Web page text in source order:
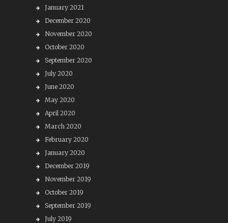
January 2021
December 2020
November 2020
October 2020
September 2020
July 2020
June 2020
May 2020
April 2020
March 2020
February 2020
January 2020
December 2019
November 2019
October 2019
September 2019
July 2019